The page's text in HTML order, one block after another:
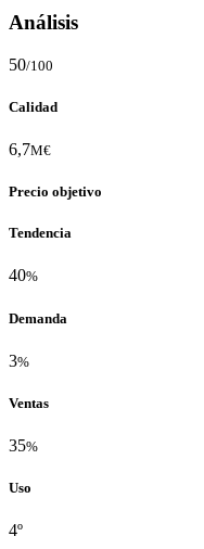
Análisis
50/100
Calidad
6,7M€
Precio objetivo
Tendencia
40%
Demanda
3%
Ventas
35%
Uso
4º